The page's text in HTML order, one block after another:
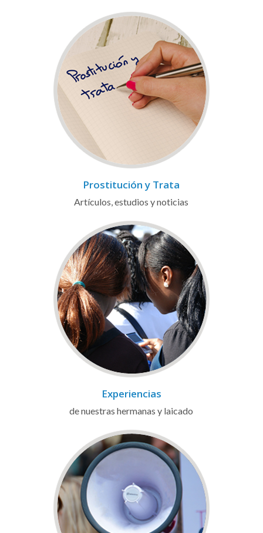
Prostitución y Trata
Artículos, estudios y noticias
Experiencias
de nuestras hermanas y laicado